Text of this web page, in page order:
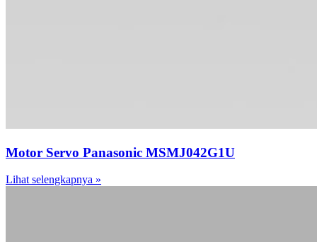
Motor Servo Panasonic MSMJ042G1U
Lihat selengkapnya »